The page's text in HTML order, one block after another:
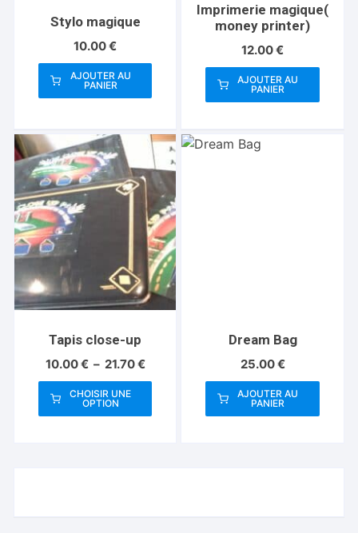
Stylo magique
10.00€
AJOUTER AU
PANIER
Imprimerie magique(
money printer)
12.00€
AJOUTER AU
PANIER
Tapis close-up
10.00€ – 21.70€Plage
de
à
CHOISIR UNE
OPTION
Ce
Dream Bag
25.00€
AJOUTER AU
PANIER